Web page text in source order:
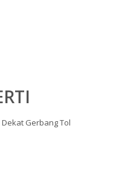
Gerbang Tol